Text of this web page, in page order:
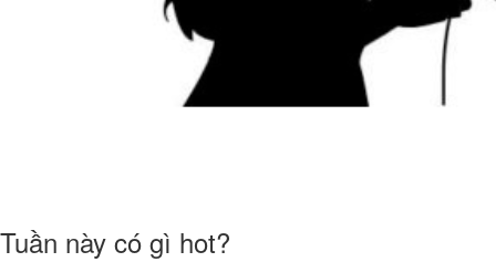
Tuần này có gì hot?